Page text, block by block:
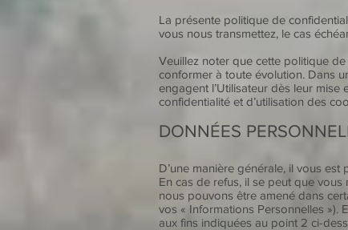
La présente politique de
vous nous transmettez, le cas
Veuillez noter que cette politique
conformer à toute évolution. Dans
engagent l’Utilisateur dès leur
confidentialité et d’utilisation des
DONNÉES
D’une manière générale, il vous
En cas de refus, il se peut que
nous pouvons être amené dans
vos « Informations Personnelles »).
aux fins indiquées au point 2 ci-